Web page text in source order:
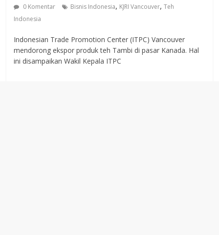
0 Komentar
Bisnis Indonesia, KJRI Vancouver,Teh
Indonesia
Indonesian Trade Promotion Center (ITPC) Vancouver
mendorong ekspor produk teh Tambi di pasar Kanada. Hal
ini disampaikan Wakil Kepala ITPC